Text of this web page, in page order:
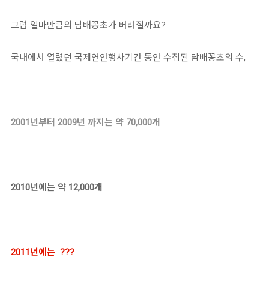
그럼 얼마만큼의 담배꽁초가 버려질까요?
국내에서 열렸던 국제연안행사기간 동안 수집된 담배꽁초의 수,
2001년부터 2009년 까지는 약 70,000개
2010년에는 약 12,000개
2011년에는 ???